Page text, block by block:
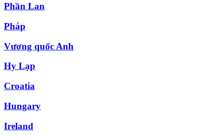
Phần Lan
Pháp
Vương quốc Anh
Hy Lạp
Croatia
Hungary
Ireland